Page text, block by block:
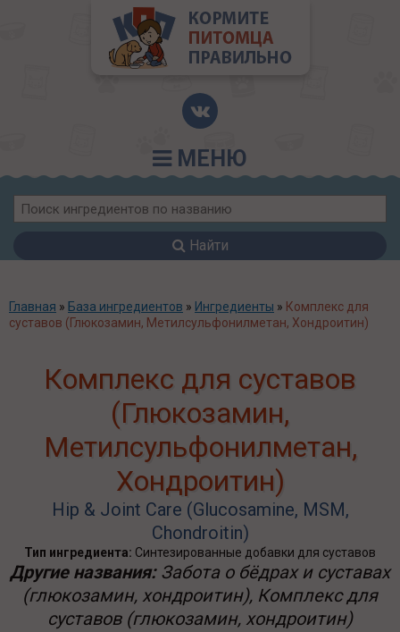
МЕНЮ
Найти
Главная » База ингредиентов » Ингредиенты » Комплекс для
суставов (Глюкозамин, Метилсульфонилметан, Хондроитин)
Комплекс для суставов
(Глюкозамин,
Метилсульфонилметан,
Хондроитин)
Hip & Joint Care (Glucosamine, MSM,
Chondroitin)
Тип ингредиента: Синтезированные добавки для суставов
Другие названия:Забота о бёдрах и суставах
(глюкозамин, хондроитин), Комплекс для
суставов (глюкозамин, хондроитин)